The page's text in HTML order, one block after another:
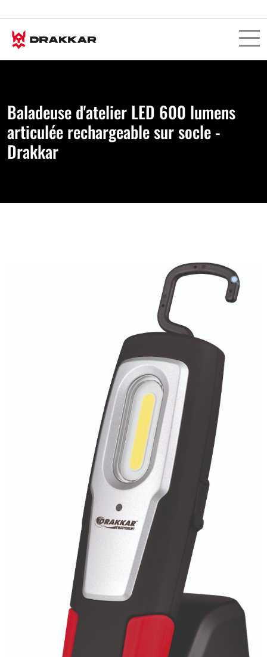
Baladeuse d'atelier LED 600 lumens
articulée rechargeable sur socle -
Drakkar